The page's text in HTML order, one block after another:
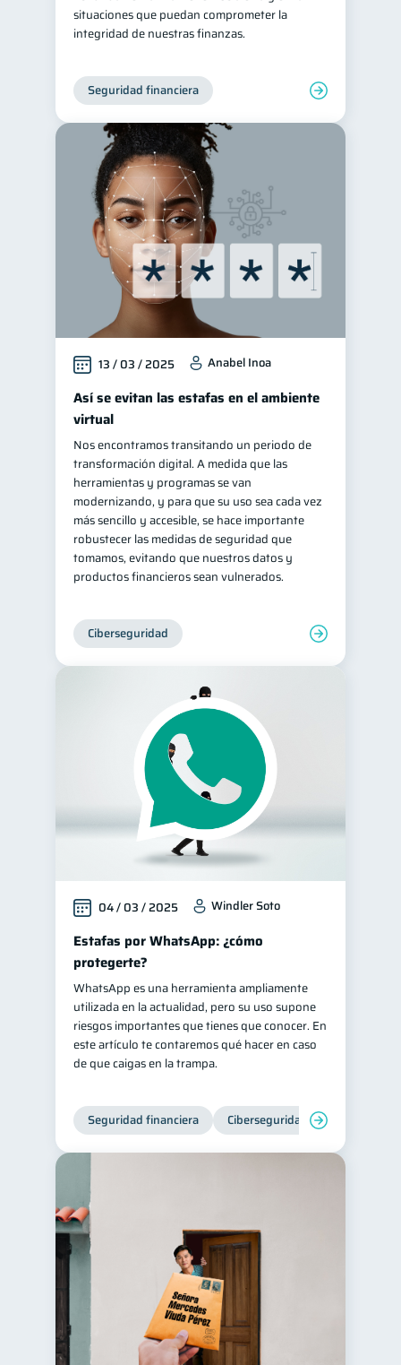
situaciones que puedan comprometer la
integridad de nuestras finanzas.
Seguridad financiera
13 / 03 / 2025 Anabel Inoa
Así se evitan las estafas en el ambiente
virtual
Nos encontramos transitando un periodo de
transformación digital. A medida que las
herramientas y programas se van
modernizando, y para que su uso sea cada vez
más sencillo y accesible, se hace importante
robustecer las medidas de seguridad que
tomamos, evitando que nuestros datos y
productos financieros sean vulnerados.
Ciberseguridad
04 / 03 / 2025 Windler Soto
Estafas por WhatsApp: ¿cómo
protegerte?
WhatsApp es una herramienta ampliamente
utilizada en la actualidad, pero su uso supone
riesgos importantes que tienes que conocer. En
este artículo te contaremos qué hacer en caso
de que caigas en la trampa.
Seguridad financiera Ciberseguridad